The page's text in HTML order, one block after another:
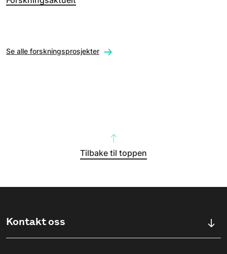
Se alle forskningsprosjekter
Tilbake til toppen
Kontakt oss